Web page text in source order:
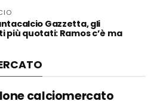
Gazzetta, gli
più quotati: Ramos c’è ma
calciomercato